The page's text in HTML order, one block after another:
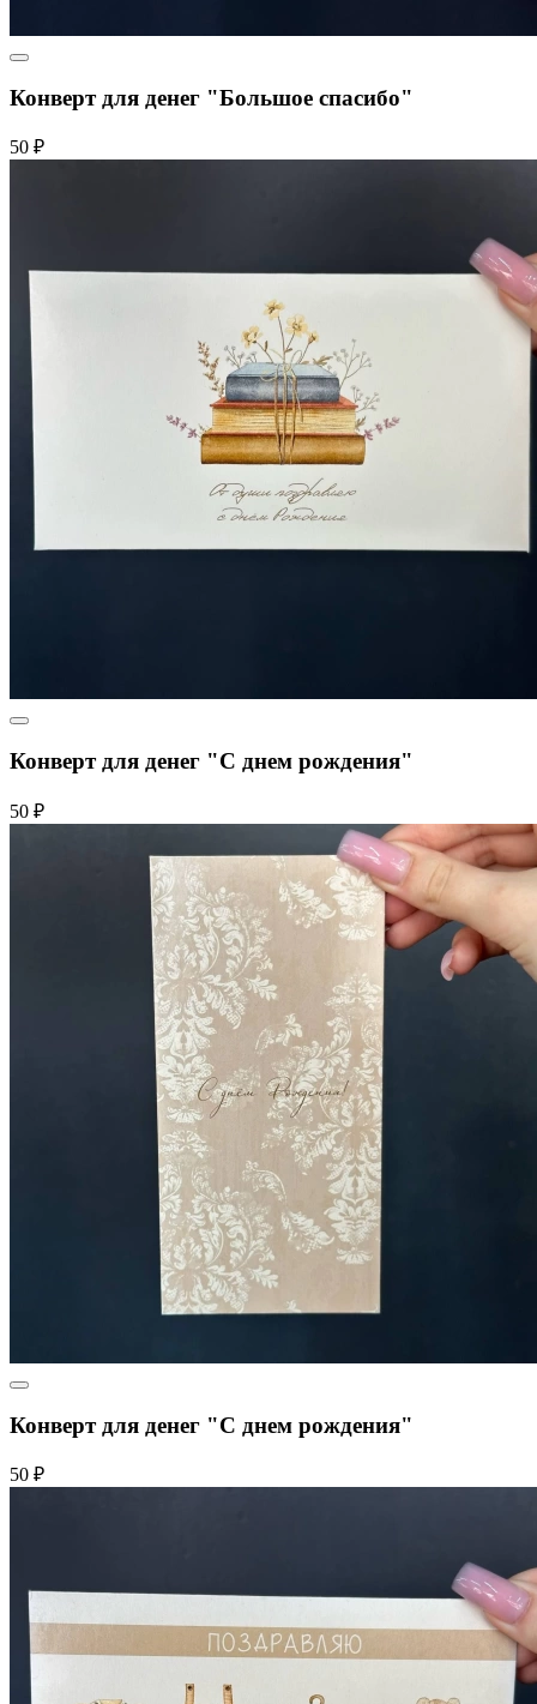
Конверт для денег "Большое спасибо"
50 ₽
Конверт для денег "С днем рождения"
50 ₽
Конверт для денег "С днем рождения"
50 ₽